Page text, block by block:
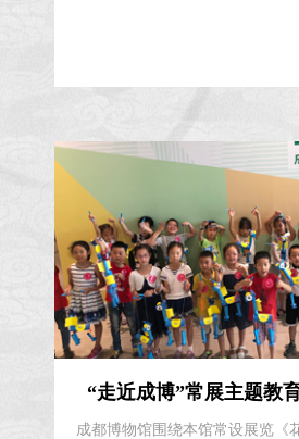
“走近成博”常展主题教
成都博物馆围绕本馆常设展览